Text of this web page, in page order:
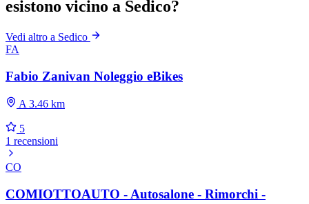
esistono vicino a Sedico?
Vedi altro a Sedico
FA
Fabio Zanivan Noleggio eBikes
A 3.46 km
5
1 recensioni
CO
COMIOTTOAUTO - Autosalone - Rimorchi -